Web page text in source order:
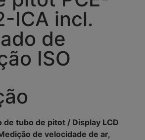
ICA incl.
de
ISO
tubo de pitot / Display LCD
de velocidade de ar,